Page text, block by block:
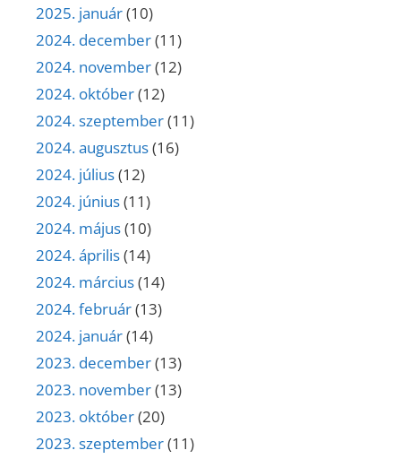
2025. január(10)
2024. december(11)
2024. november(12)
2024. október(12)
2024. szeptember(11)
2024. augusztus(16)
2024. július(12)
2024. június(11)
2024. május(10)
2024. április(14)
2024. március(14)
2024. február(13)
2024. január(14)
2023. december(13)
2023. november(13)
2023. október(20)
2023. szeptember(11)